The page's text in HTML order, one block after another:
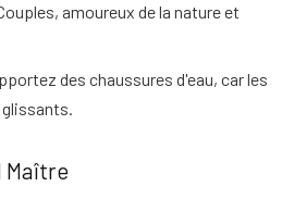
amoureux de la nature et
des chaussures d'eau, car les
Maître